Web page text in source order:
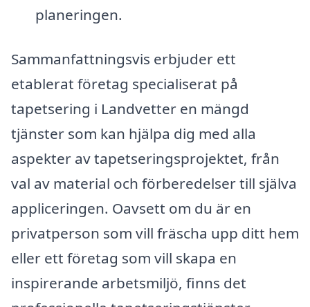
planeringen.
Sammanfattningsvis erbjuder ett
etablerat företag specialiserat på
tapetsering i Landvetter en mängd
tjänster som kan hjälpa dig med alla
aspekter av tapetseringsprojektet, från
val av material och förberedelser till själva
appliceringen. Oavsett om du är en
privatperson som vill fräscha upp ditt hem
eller ett företag som vill skapa en
inspirerande arbetsmiljö, finns det